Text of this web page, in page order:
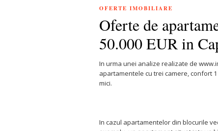
OFERTE IMOBILIARE
Oferte de
50.000 EUR in
In urma unei analize realizate de
apartamentele cu trei camere, confort
mici.
In cazul apartamentelor din blocurile